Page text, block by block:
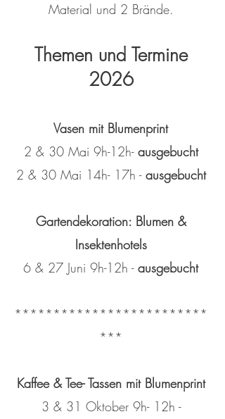
Material und 2 Brände.
Themen und Termine
2026
Vasen mit Blumenprint
2 & 30 Mai 9h-12h- ausgebucht
2 & 30 Mai 14h- 17h - ausgebucht
Gartendekoration: Blumen &
Insektenhotels
6 & 27 Juni 9h-12h - ausgebucht
*************************
***
Kaffee & Tee- Tassen mit Blumenprint
3 & 31 Oktober 9h- 12h -